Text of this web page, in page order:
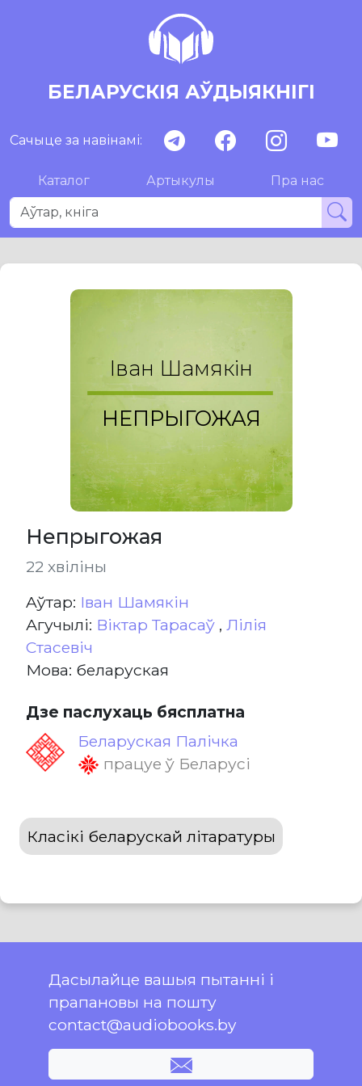
БЕЛАРУСКІЯ АЎДЫЯКНІГІ
Сачыце за навінамі:
Каталог Артыкулы Пра нас
Іван Шамякін
НЕПРЫГОЖАЯ
Непрыгожая
22 хвіліны
Aўтар: Іван Шамякін
Агучылі: Віктар Тарасаў , Лілія
Стасевіч
Мова: беларуская
Дзе паслухаць бясплатна
Беларуская Палічка
працуе ў Беларусі
Класікі беларускай літаратуры
Дасылайце вашыя пытанні і
прапановы на пошту
contact@audiobooks.by